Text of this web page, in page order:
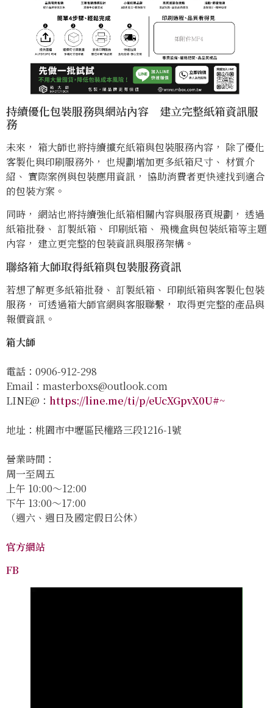
持續優化包裝服務與網站內容 建立完整紙箱資訊服
務
未來， 箱大師也將持續擴充紙箱與包裝服務內容， 除了優化
客製化與印刷服務外， 也規劃增加更多紙箱尺寸、 材質介
紹、 實際案例與包裝應用資訊， 協助消費者更快速找到適合
的包裝方案。
同時， 網站也將持續強化紙箱相關內容與服務頁規劃， 透過
紙箱批發、 訂製紙箱、 印刷紙箱、 飛機盒與包裝紙箱等主題
內容， 建立更完整的包裝資訊與服務架構。
聯絡箱大師取得紙箱與包裝服務資訊
若想了解更多紙箱批發、 訂製紙箱、 印刷紙箱與客製化包裝
服務， 可透過箱大師官網與客服聯繫， 取得更完整的產品與
報價資訊。
箱大師
電話：0906-912-298
Email： masterboxs@outlook.com
LINE@： https://line.me/ti/p/eUcXGpvX0U#~
地址：桃園市中壢區民權路三段1216-1號
營業時間：
周一至周五
上午 10:00～12:00
下午 13:00～17:00
（週六、週日及國定假日公休）
官方網站
FB